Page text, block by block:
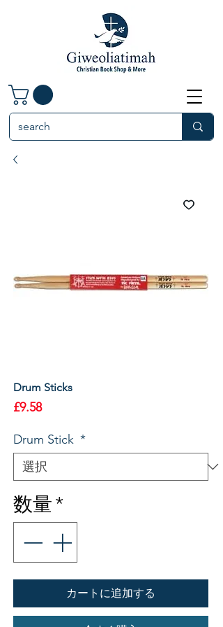
Drum Sticks
£9.58価
Drum Stick *
数量*
カートに追加する